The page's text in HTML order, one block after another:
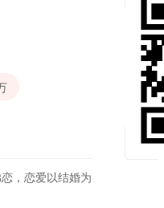
，恋爱以结婚为